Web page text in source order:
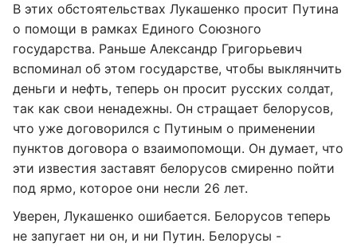
В этих обстоятельствах Лукашенко просит Путина
о помощи в рамках Единого Союзного
государства. Раньше Александр Григорьевич
вспоминал об этом государстве, чтобы выклянчить
деньги и нефть, теперь он просит русских солдат,
так как свои ненадежны. Он стращает белорусов,
что уже договорился с Путиным о применении
пунктов договора о взаимопомощи. Он думает, что
эти известия заставят белорусов смиренно пойти
под ярмо, которое они несли 26 лет.
Уверен, Лукашенко ошибается. Белорусов теперь
не запугает ни он, и ни Путин. Белорусы -